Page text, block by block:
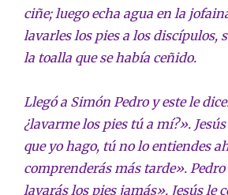
ciñe; luego echa agua en la
lavarles los pies a los discípulos,
la toalla que se había ceñido.
Llegó a Simón Pedro y este le
¿lavarme los pies tú a mí?».
que yo hago, tú no lo entiendes
comprenderás más tarde». Pedro
lavarás los pies jamás». Jesús le